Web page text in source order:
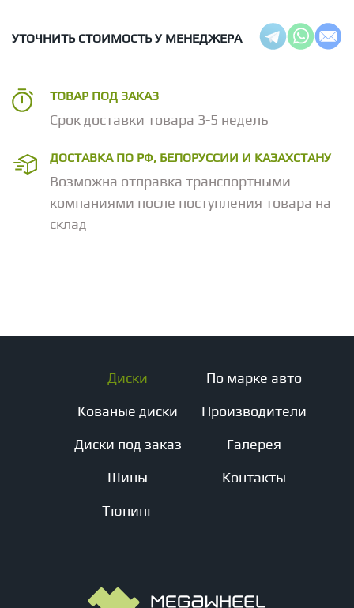
УТОЧНИТЬ СТОИМОСТЬ У МЕНЕДЖЕРА
ТОВАР ПОД ЗАКАЗ
Срок доставки товара 3-5 недель
ДОСТАВКА ПО РФ, БЕЛОРУССИИ И КАЗАХСТАНУ
Возможна отправка транспортными
компаниями после поступления товара на
склад
Диски
Кованые диски
Диски под заказ
Шины
Тюнинг
По марке авто
Производители
Галерея
Контакты